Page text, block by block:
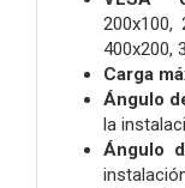
200x100,
400x200,
Carga
Ángulo
la
Ángulo